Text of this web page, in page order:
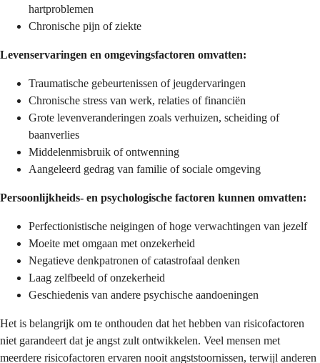
hartproblemen
Chronische pijn of ziekte
Levenservaringen en omgevingsfactoren omvatten:
Traumatische gebeurtenissen of jeugdervaringen
Chronische stress van werk, relaties of financiën
Grote levenveranderingen zoals verhuizen, scheiding of
baanverlies
Middelenmisbruik of ontwenning
Aangeleerd gedrag van familie of sociale omgeving
Persoonlijkheids- en psychologische factoren kunnen omvatten:
Perfectionistische neigingen of hoge verwachtingen van jezelf
Moeite met omgaan met onzekerheid
Negatieve denkpatronen of catastrofaal denken
Laag zelfbeeld of onzekerheid
Geschiedenis van andere psychische aandoeningen
Het is belangrijk om te onthouden dat het hebben van risicofactoren
niet garandeert dat je angst zult ontwikkelen. Veel mensen met
meerdere risicofactoren ervaren nooit angststoornissen, terwijl anderen